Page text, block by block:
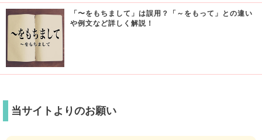
「〜をもちまして」は誤用？「～をもって」との違い
や例文など詳しく解説！
当サイトよりのお願い